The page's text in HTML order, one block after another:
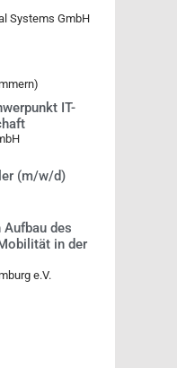
Systems GmbH
IT-
(m/w/d)
des
in der
e.V.